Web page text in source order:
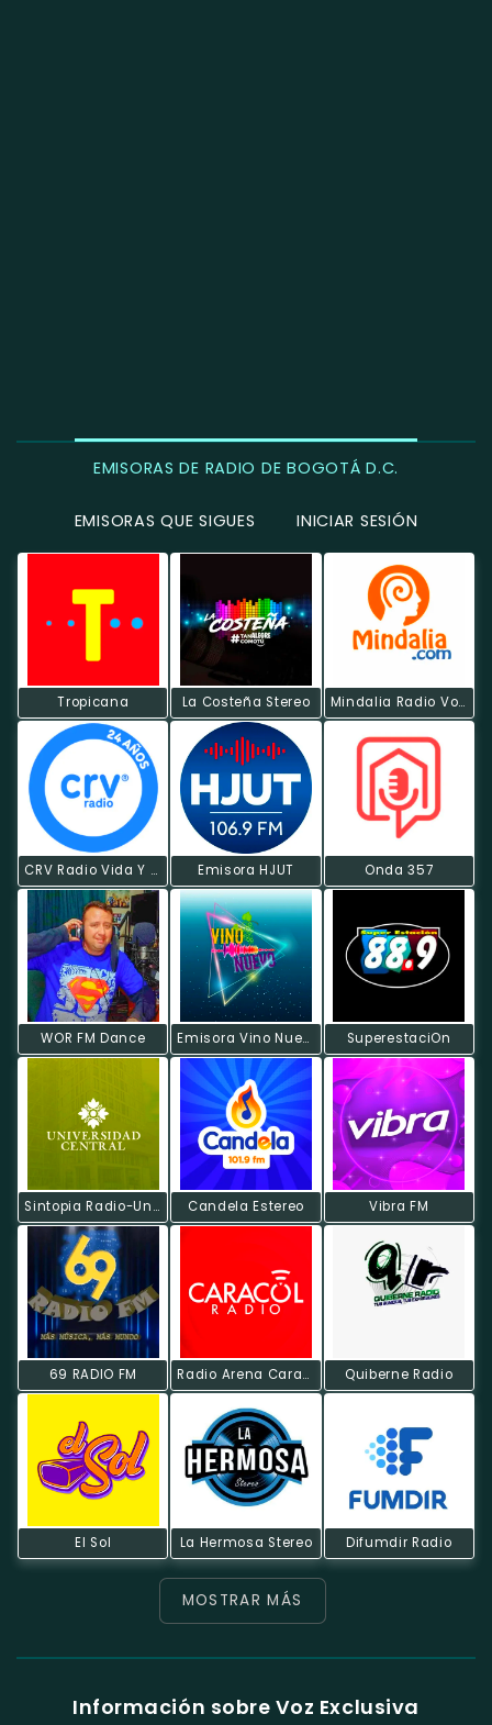
EMISORAS DE RADIO DE BOGOTÁ D.C.
EMISORAS QUE SIGUES INICIAR SESIÓN
Tropicana La Costeña Stereo Mindalia Radio Voz Colombia
CRV Radio Vida Y Palabra Emisora HJUT Onda 357
WOR FM Dance Emisora Vino Nuevo SuperestaciOn
Sintopia Radio-Universidad Central Candela Estereo Vibra FM
69 RADIO FM Radio Arena Caracol Quiberne Radio
El Sol La Hermosa Stereo Difumdir Radio
MOSTRAR MÁS
Información sobre Voz Exclusiva